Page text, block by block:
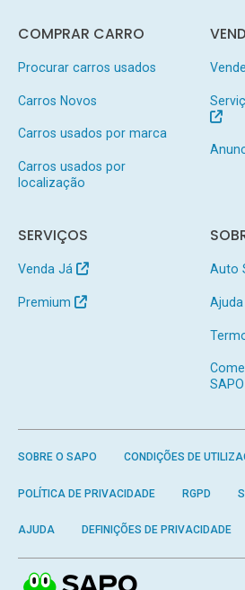
COMPRAR CARRO
Procurar carros usados
Carros Novos
Carros usados por marca
Carros usados por
localização
SERVIÇOS
Venda Já
Premium
Auto
Ajuda
SAPO
SOBRE O SAPO CONDIÇÕES DE
POLÍTICA DE PRIVACIDADE RGPD
AJUDA DEFINIÇÕES DE PRIVACIDADE